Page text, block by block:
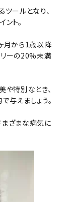
ールとなり、
ト。
月から1歳以降
ーの20%未満
や特別なとき、
与えましょう。
ざまな病気に